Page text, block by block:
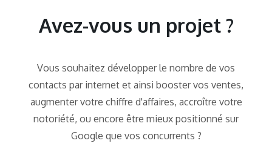
Avez-vous un projet ?
Vous souhaitez développer le nombre de vos
contacts par internet et ainsi booster vos ventes,
augmenter votre chiffre d'affaires, accroître votre
notoriété, ou encore être mieux positionné sur
Google que vos concurrents ?